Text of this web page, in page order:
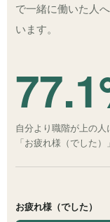
で一緒に働いた人
います。
自分より職階が上の人
「お疲れ様（でした
お疲れ様（でした）